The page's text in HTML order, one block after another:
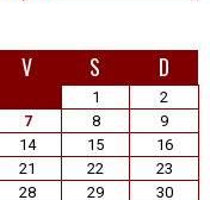
V S D
1
2
7 8
9
14 15
16
21 22
23
28 29
30